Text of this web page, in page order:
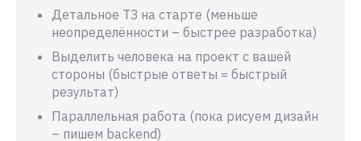
Детальное ТЗ на старте (меньше
неопределённости – быстрее разработка)
Выделить человека на проект с вашей
стороны (быстрые ответы = быстрый
результат)
Параллельная работа (пока рисуем дизайн
– пишем backend)